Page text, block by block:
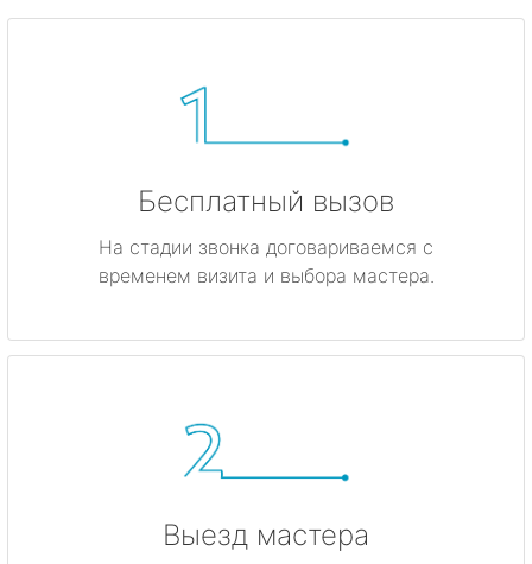
Бесплатный вызов
На стадии звонка договариваемся с
временем визита и выбора мастера.
Выезд мастера